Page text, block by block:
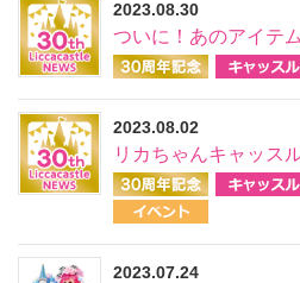
2023.08.30
ついに！あのアイテ
2023.08.02
リカちゃんキャッス
2023.07.24